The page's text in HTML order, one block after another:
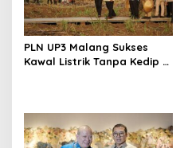
PLN UP3 Malang Sukses
Kawal Listrik Tanpa Kedip di